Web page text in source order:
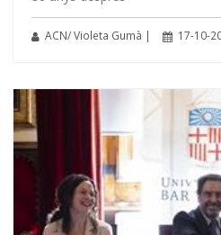
ACN/ Violeta Gumà | 17-10-